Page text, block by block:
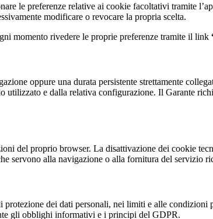
le preferenze relative ai cookie facoltativi tramite
modificare o revocare la propria scelta.
momento rivedere le proprie preferenze tramite il link
oppure una durata persistente strettamente
e dalla relativa configurazione. Il Garante
del proprio browser. La disattivazione dei cookie
servono alla navigazione o alla fornitura del servizio
dei dati personali, nei limiti e alle
gli obblighi informativi e i principi del GDPR.